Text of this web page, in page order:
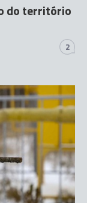
do território
2